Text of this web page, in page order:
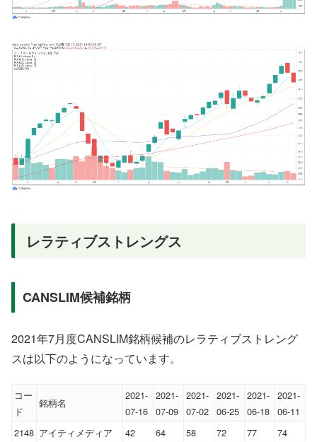
レラティブストレングス
CANSLIM候補銘柄
2021年7月度CANSLIM銘柄候補のレラティブストレング
スは以下のようになっています。
コー
ド
銘柄名
2021-
07-16
2021-
07-09
2021-
07-02
2021-
06-25
2021-
06-18
2021-
06-11
2148 アイティメディア 42 64 58 72 77
74